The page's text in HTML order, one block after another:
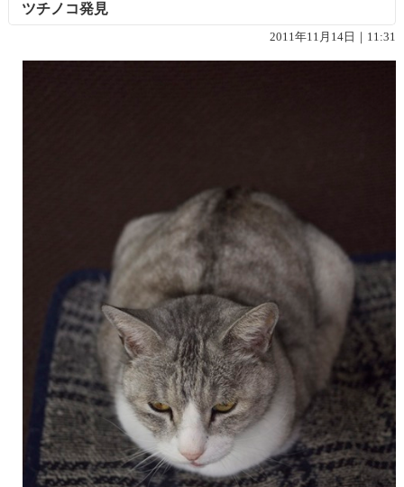
ツチノコ発見
2011年11月14日｜11:31